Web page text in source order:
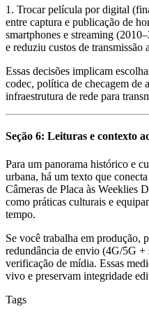
1. Trocar película por digital
entre captura e publicação de
smartphones e streaming
e reduziu custos de transmissão
Essas decisões implicam
codec, política de checagem de
infraestrutura de rede para
Seção 6: Leituras e contexto
Para um panorama histórico e
urbana, há um texto que
Câmeras de Placa às Weeklies
como práticas culturais e
tempo.
Se você trabalha em produção,
redundância de envio (4G/5G +
verificação de mídia. Essas
vivo e preservam integridade
Tags